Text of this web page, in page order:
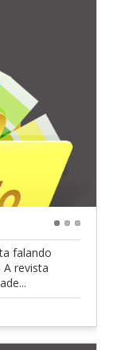
falando
revista